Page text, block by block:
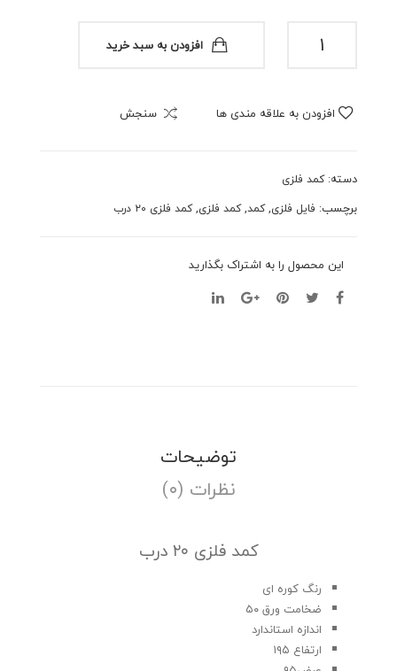
عدد
افزودن به سبد خرید
افزودن به علاقه مندی ها سنجش
دسته:کمد فلزی
برچسب: فایل فلزی,کمد,کمد فلزی,کمد فلزی ۲۰ درب
این محصول را به اشتراک بگذارید
توضیحات
نظرات (۰)
کمد فلزی ۲۰ درب
رنگ کوره ای
ضخامت ورق ۵۰
اندازه استاندارد
ارتفاع ۱۹۵